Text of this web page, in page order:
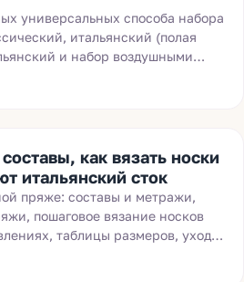
универсальных способа набора
итальянский (полая
и набор воздушными
и для каких изделий подходит
как вязать носки
итальянский сток
пряже: составы и метражи,
пошаговое вязание носков
таблицы размеров, уход и
стока 75/25.